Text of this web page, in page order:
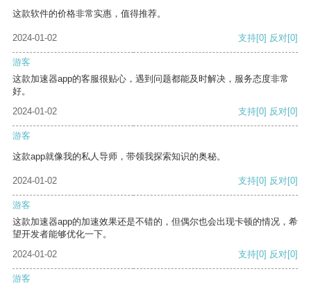
这款软件的价格非常实惠，值得推荐。
2024-01-02 支持[0] 反对[0]
游客
这款加速器app的客服很贴心，遇到问题都能及时解决，服务态度非常
好。
2024-01-02
支持[0] 反对[0]
游客
这款app就像我的私人导师，带领我探索知识的奥秘。
2024-01-02 支持[0] 反对[0]
游客
这款加速器app的加速效果还是不错的，但偶尔也会出现卡顿的情况，希
望开发者能够优化一下。
2024-01-02
支持[0] 反对[0]
游客